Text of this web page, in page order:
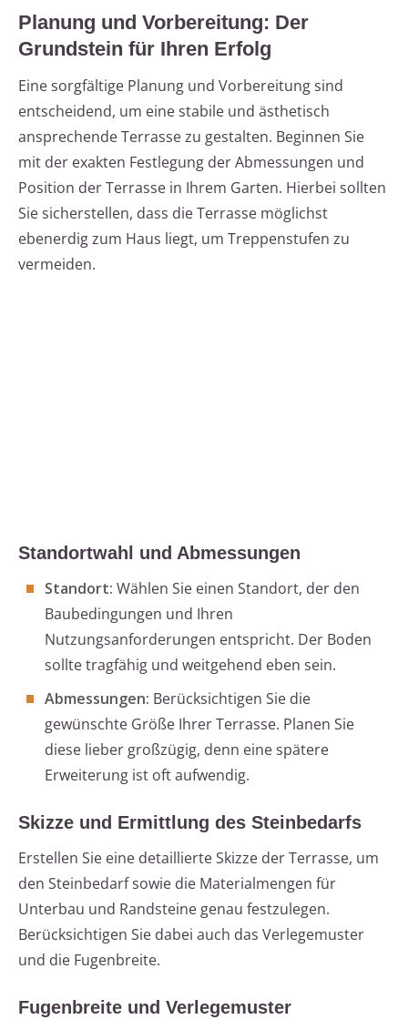
Planung und Vorbereitung: Der
Grundstein für Ihren Erfolg
Eine sorgfältige Planung und Vorbereitung sind
entscheidend, um eine stabile und ästhetisch
ansprechende Terrasse zu gestalten. Beginnen Sie
mit der exakten Festlegung der Abmessungen und
Position der Terrasse in Ihrem Garten. Hierbei sollten
Sie sicherstellen, dass die Terrasse möglichst
ebenerdig zum Haus liegt, um Treppenstufen zu
vermeiden.
Standortwahl und Abmessungen
Standort: Wählen Sie einen Standort, der den
Baubedingungen und Ihren
Nutzungsanforderungen entspricht. Der Boden
sollte tragfähig und weitgehend eben sein.
Abmessungen: Berücksichtigen Sie die
gewünschte Größe Ihrer Terrasse. Planen Sie
diese lieber großzügig, denn eine spätere
Erweiterung ist oft aufwendig.
Skizze und Ermittlung des Steinbedarfs
Erstellen Sie eine detaillierte Skizze der Terrasse, um
den Steinbedarf sowie die Materialmengen für
Unterbau und Randsteine genau festzulegen.
Berücksichtigen Sie dabei auch das Verlegemuster
und die Fugenbreite.
Fugenbreite und Verlegemuster